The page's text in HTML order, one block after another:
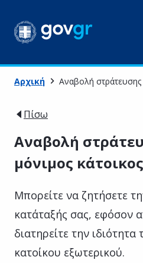
Αρχική Αναβολή στράτευσης
Πίσω
Αναβολή
μόνιμος
Μπορείτε να ζητήσετε
κατάταξής σας, εφόσον
διατηρείτε την
κατοίκου εξωτερικού.